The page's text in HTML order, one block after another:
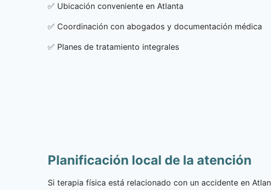
✅ Ubicación conveniente en Atlanta
✅ Coordinación con abogados y documentación médica
✅ Planes de tratamiento integrales
Planificación local de la atención
Si terapia física está relacionado con un accidente en